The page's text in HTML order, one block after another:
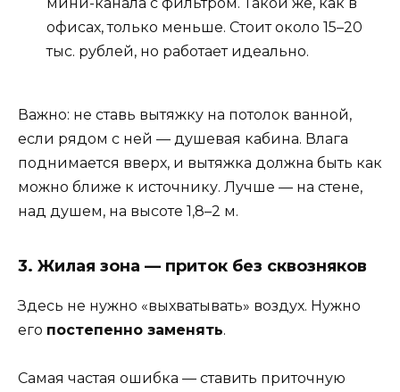
мини-канала с фильтром. Такой же, как в
офисах, только меньше. Стоит около 15–20
тыс. рублей, но работает идеально.
Важно: не ставь вытяжку на потолок ванной,
если рядом с ней — душевая кабина. Влага
поднимается вверх, и вытяжка должна быть как
можно ближе к источнику. Лучше — на стене,
над душем, на высоте 1,8–2 м.
3. Жилая зона — приток без сквозняков
Здесь не нужно «выхватывать» воздух. Нужно
его постепенно заменять.
Самая частая ошибка — ставить приточную